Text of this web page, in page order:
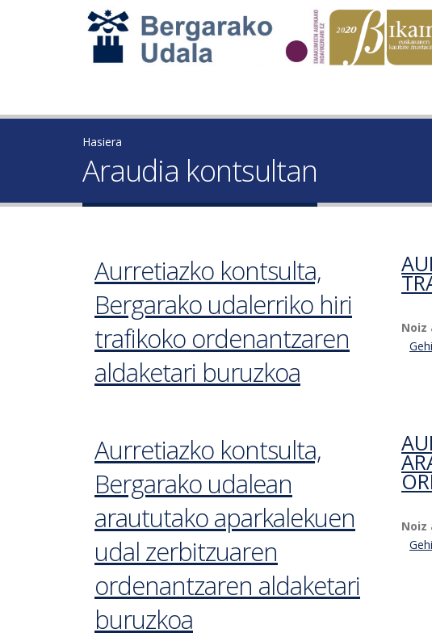
Hasiera
Araudia kontsultan
Aurretiazko kontsulta,
Bergarako udalerriko hiri
trafikoko ordenantzaren
aldaketari buruzkoa
Noiz
Aurretiazko kontsulta,
Bergarako udalean
araututako aparkalekuen
udal zerbitzuaren
ordenantzaren aldaketari
buruzkoa
Noiz